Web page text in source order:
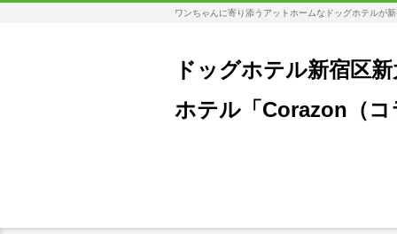
ワンちゃんに寄り添うアットホームなドッグホテルが
ドッグホテル新宿区
ホテル「Corazon（コ